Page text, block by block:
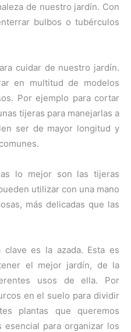
de nuestro jardín. Con
bulbos o tubérculos
cuidar de nuestro jardín.
en multitud de modelos
Por ejemplo para cortar
tijeras para manejarlas a
ser de mayor longitud y
lo mejor son las tijeras
utilizar con una mano
más delicadas que las
es la azada. Esta es
el mejor jardín, de la
usos de ella. Por
en el suelo para dividir
plantas que queremos
esencial para organizar los